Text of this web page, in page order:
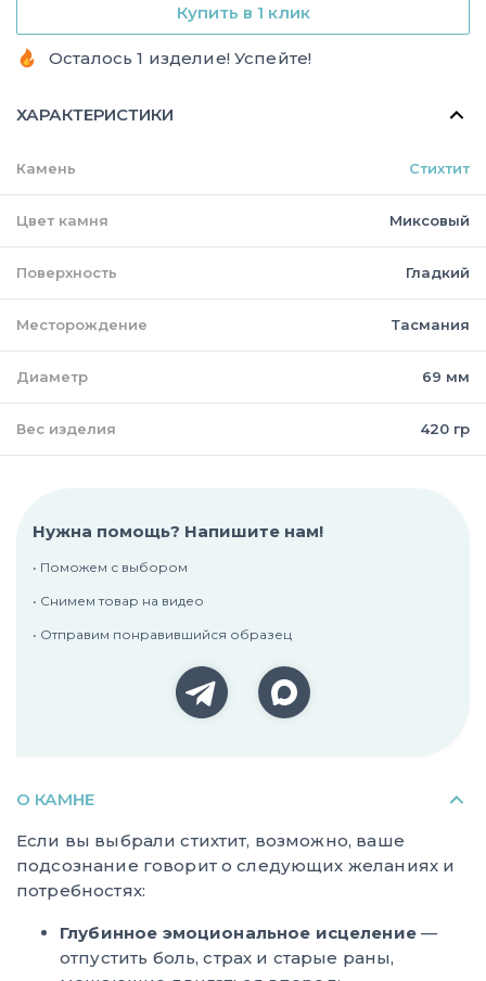
Купить в 1 клик
Осталось 1 изделие! Успейте!
ХАРАКТЕРИСТИКИ
Камень Стихтит
Цвет камня Миксовый
Поверхность Гладкий
Месторождение Тасмания
Диаметр 69 мм
Вес изделия 420 гр
Нужна помощь? Напишите нам!
• Поможем с выбором
• Снимем товар на видео
• Отправим понравившийся образец
О КАМНЕ
Если вы выбрали стихтит, возможно, ваше
подсознание говорит о следующих желаниях и
потребностях:
Глубинное эмоциональное исцеление—
отпустить боль, страх и старые раны,